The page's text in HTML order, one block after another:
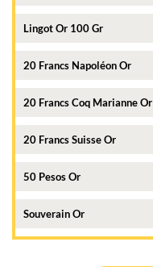
Lingot Or 100 Gr
20 Francs Napoléon Or
20 Francs Coq Marianne Or
20 Francs Suisse Or
50 Pesos Or
Souverain Or